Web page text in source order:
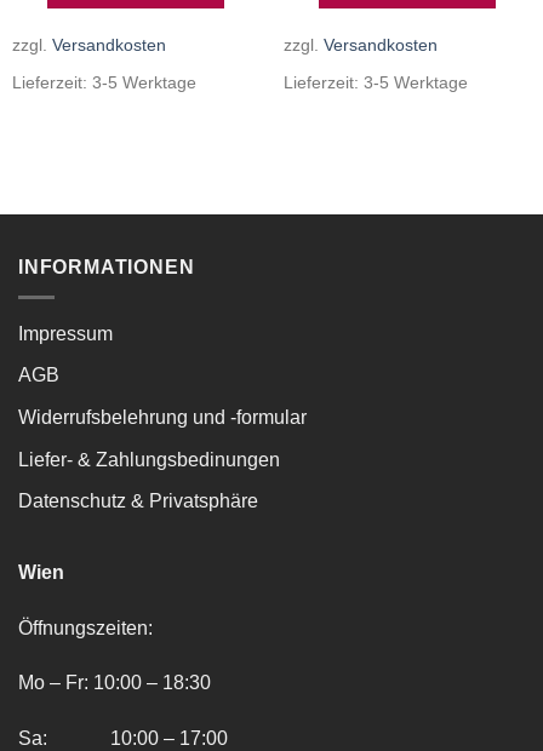
zzgl. Versandkosten
Lieferzeit: 3-5 Werktage
zzgl. Versandkosten
Lieferzeit: 3-5 Werktage
INFORMATIONEN
Impressum
AGB
Widerrufsbelehrung und -formular
Liefer- & Zahlungsbedinungen
Datenschutz & Privatsphäre
Wien
Öffnungszeiten:
Mo – Fr: 10:00 – 18:30
Sa: 10:00 – 17:00